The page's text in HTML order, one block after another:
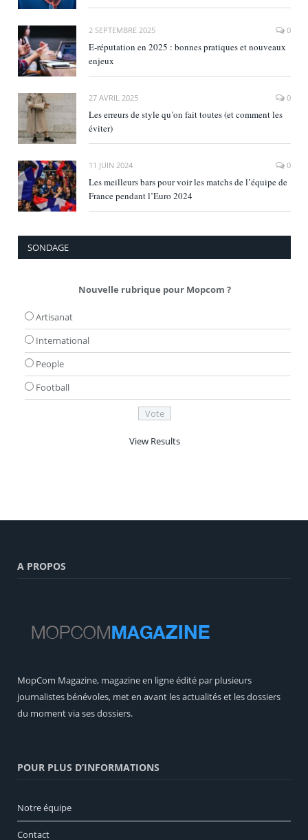
2 SEPTEMBRE 2025 0
E‑réputation en 2025 : bonnes pratiques et nouveaux
enjeux
27 AVRIL 2025 0
Les erreurs de style qu’on fait toutes (et comment les
éviter)
11 JUIN 2024 0
Les meilleurs bars pour voir les matchs de l’équipe de
France pendant l’Euro 2024
SONDAGE
Nouvelle rubrique pour Mopcom ?
Artisanat
International
People
Football
View Results
A PROPOS
MopCom Magazine, magazine en ligne édité par plusieurs
journalistes bénévoles, met en avant les actualités et les dossiers
du moment via ses dossiers.
POUR PLUS D’INFORMATIONS
Notre équipe
Contact